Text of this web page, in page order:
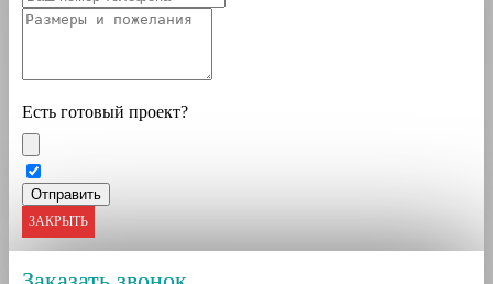
Есть готовый проект?
ЗАКРЫТЬ